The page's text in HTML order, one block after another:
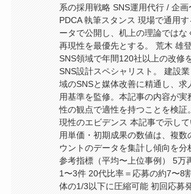
系の採用戦略 SNS運用代行 / 企
PDCA 執筆スタンス 現場で通用
ータで公開し、机上の理論ではな
再現性を最優先とする。 荒木 雄
SNS領域で年間120社以上の改修
SNS設計スペシャリスト。 建設
域のSNSと媒体改善に精通し、求
用基準を監修。本記事の内容が実
性の観点で適性を持つことを検証
現性のエビデンス 本記事で示し
用単価・初期成果の数値は、複数
ウントのデータを集計し傾向を分
参考指標（平均〜上位事例） 5万
1〜3件 20代比率＝応募の約7〜8
体の1/3以下に圧縮可能 初回応募